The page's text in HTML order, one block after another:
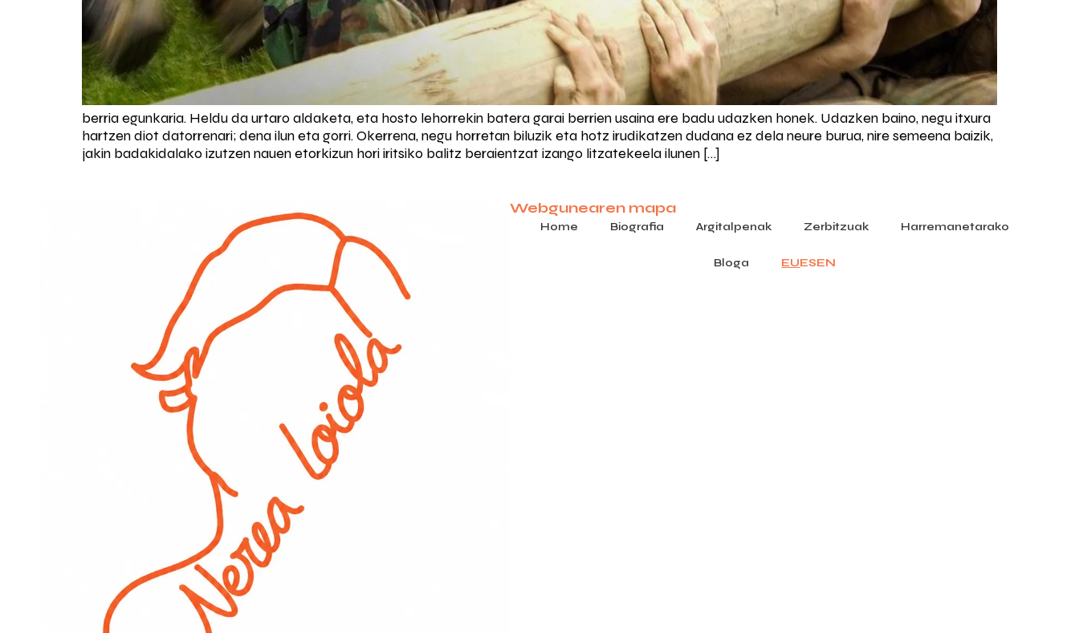
berria egunkaria. Heldu da urtaro aldaketa, eta hosto lehorrekin batera garai berrien usaina ere badu udazken honek. Udazken baino, negu itxura
hartzen diot datorrenari; dena ilun eta gorri. Okerrena, negu horretan biluzik eta hotz irudikatzen dudana ez dela neure burua, nire semeena baizik,
jakin badakidalako izutzen nauen etorkizun hori iritsiko balitz beraientzat izango litzatekeela ilunen […]
Webgunearen mapa
Home Biografia Argitalpenak Zerbitzuak Harremanetarako
Bloga EUESEN